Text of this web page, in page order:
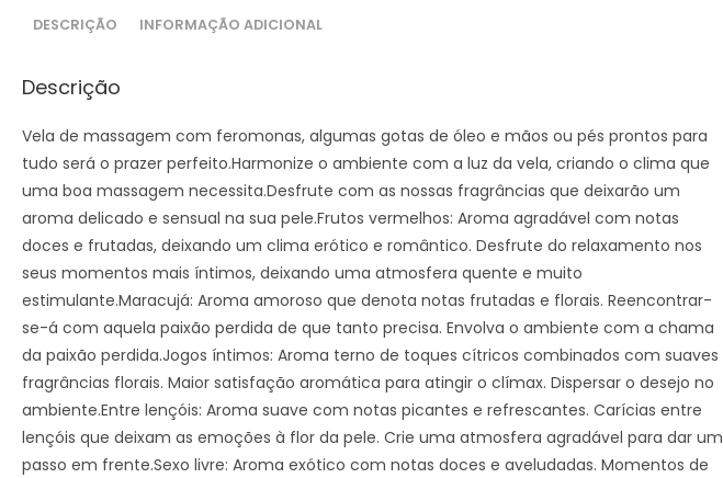
DESCRIÇÃO INFORMAÇÃO ADICIONAL
Descrição
Vela de massagem com feromonas, algumas gotas de óleo e mãos ou pés prontos para
tudo será o prazer perfeito.Harmonize o ambiente com a luz da vela, criando o clima que
uma boa massagem necessita.Desfrute com as nossas fragrâncias que deixarão um
aroma delicado e sensual na sua pele.Frutos vermelhos: Aroma agradável com notas
doces e frutadas, deixando um clima erótico e romântico. Desfrute do relaxamento nos
seus momentos mais íntimos, deixando uma atmosfera quente e muito
estimulante.Maracujá: Aroma amoroso que denota notas frutadas e florais. Reencontrar-
se-á com aquela paixão perdida de que tanto precisa. Envolva o ambiente com a chama
da paixão perdida.Jogos íntimos: Aroma terno de toques cítricos combinados com suaves
fragrâncias florais. Maior satisfação aromática para atingir o clímax. Dispersar o desejo no
ambiente.Entre lençóis: Aroma suave com notas picantes e refrescantes. Carícias entre
lençóis que deixam as emoções à flor da pele. Crie uma atmosfera agradável para dar um
passo em frente.Sexo livre: Aroma exótico com notas doces e aveludadas. Momentos de